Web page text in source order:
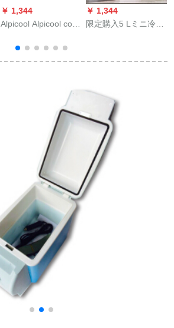
￥ 1,344
Alpicool Alpicool cool
載冷蔵庫40リット車
家兼用冷凍蔵箱12 V
務室寮迷40 Lコンプ
レッソ冷凍/乗用車/ト
￥ 1,344
限定購入5 Lミニ冷蔵
借りて冷凍します。
載マス19種類の知能
版12 Lを兼用してい
ます。ホワイト（自
家用車2台用）シンゴ
ルア